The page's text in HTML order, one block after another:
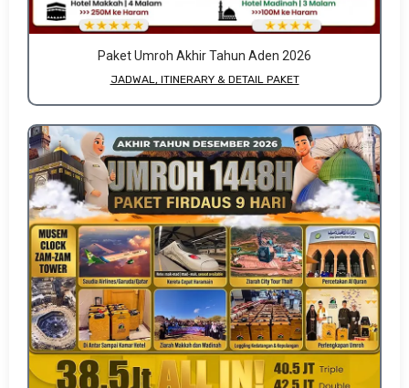
Paket Umroh Akhir Tahun Aden 2026
JADWAL, ITINERARY & DETAIL PAKET